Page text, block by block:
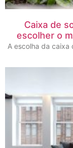
Caixa de
escolher o
A escolha da